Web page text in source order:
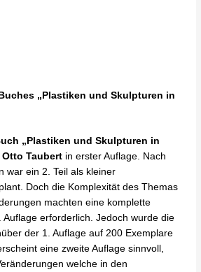
„Plastiken und Skulpturen in
„Plastiken und Skulpturen in
Otto Taubert in erster Auflage. Nach
war ein 2. Teil als kleiner
Doch die Komplexität des Themas
machten eine komplette
Auflage erforderlich. Jedoch wurde die
der 1. Auflage auf 200 Exemplare
eine zweite Auflage sinnvoll,
welche in den